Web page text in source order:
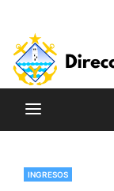
contenido
INGRESOS